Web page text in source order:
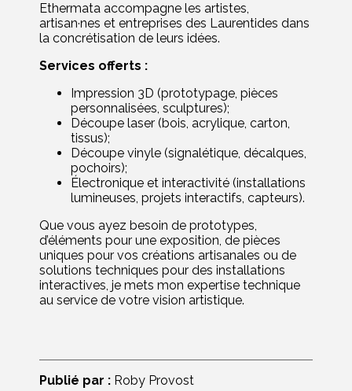
Ethermata accompagne les artistes,
artisan·nes et entreprises des Laurentides dans
la concrétisation de leurs idées.
Services offerts :
Impression 3D (prototypage, pièces
personnalisées, sculptures);
Découpe laser (bois, acrylique, carton,
tissus);
Découpe vinyle (signalétique, décalques,
pochoirs);
Électronique et interactivité (installations
lumineuses, projets interactifs, capteurs).
Que vous ayez besoin de prototypes,
d’éléments pour une exposition, de pièces
uniques pour vos créations artisanales ou de
solutions techniques pour des installations
interactives, je mets mon expertise technique
au service de votre vision artistique.
Publié par : Roby Provost